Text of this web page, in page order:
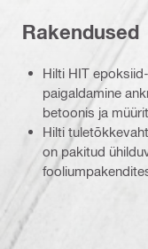
Rakendused
Hilti HIT
paigaldamine
betoonis ja
Hilti
on pakitud